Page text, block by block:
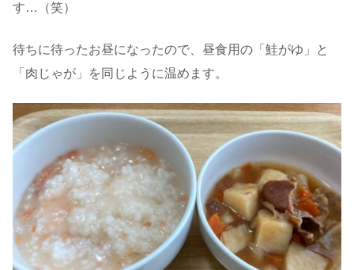
す…（笑）
待ちに待ったお昼になったので、昼食用の「鮭がゆ」と
「肉じゃが」を同じように温めます。